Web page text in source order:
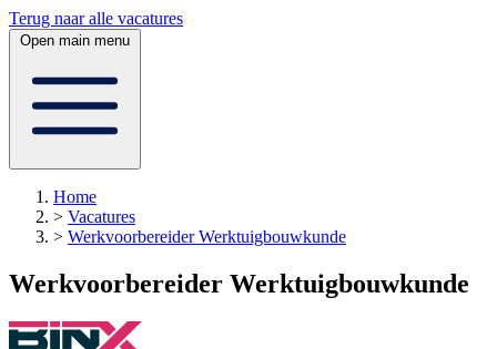
Terug naar alle vacatures
Open main menu
Home
> Vacatures
> Werkvoorbereider Werktuigbouwkunde
Werkvoorbereider Werktuigbouwkunde